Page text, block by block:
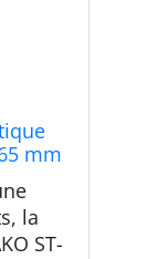
mm
N –
19
la
ST-